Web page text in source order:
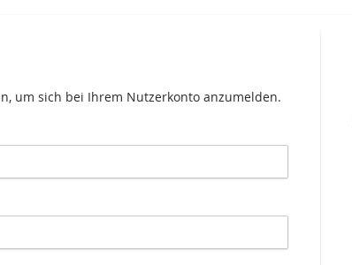
um sich bei Ihrem Nutzerkonto anzumelden.